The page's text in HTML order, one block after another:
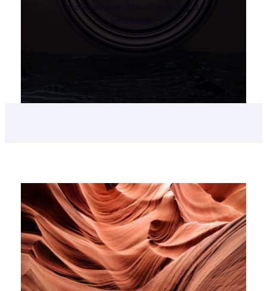
professionelle Steuerberatung zu